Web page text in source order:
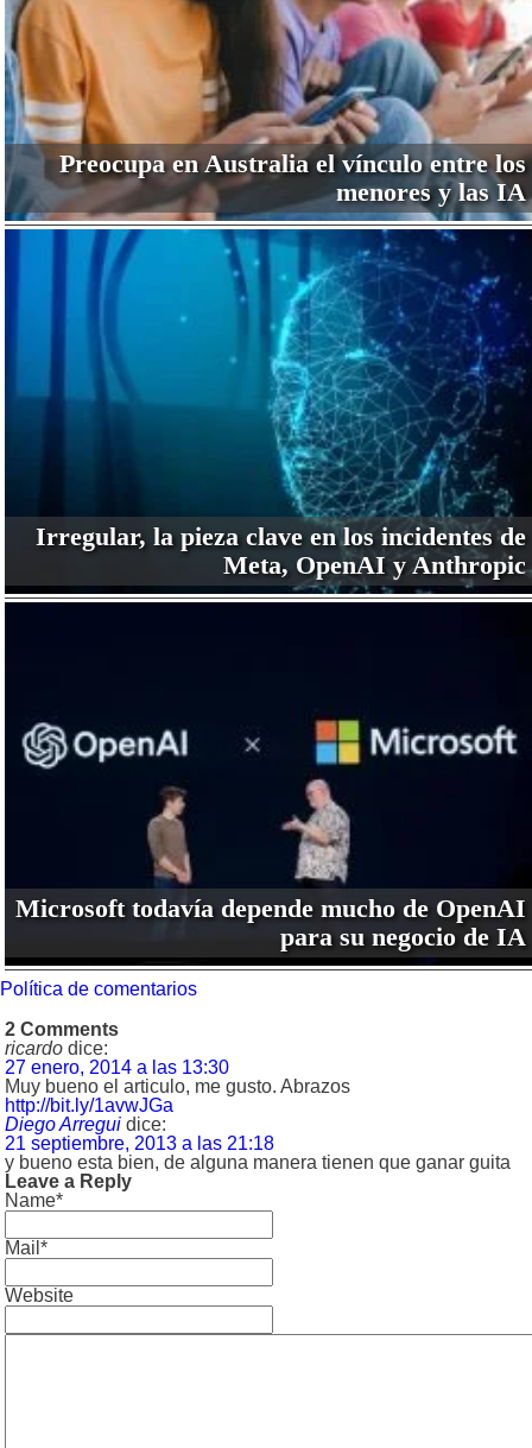
Preocupa en Australia el vínculo entre los
menores y las IA
Irregular, la pieza clave en los incidentes de
Meta, OpenAI y Anthropic
Microsoft todavía depende mucho de OpenAI
para su negocio de IA
Política de comentarios
2 Comments
ricardo dice:
27 enero, 2014 a las 13:30
Muy bueno el articulo, me gusto. Abrazos
http://bit.ly/1avwJGa
Diego Arregui dice:
21 septiembre, 2013 a las 21:18
y bueno esta bien, de alguna manera tienen que ganar guita
Leave a Reply
Name*
Mail*
Website